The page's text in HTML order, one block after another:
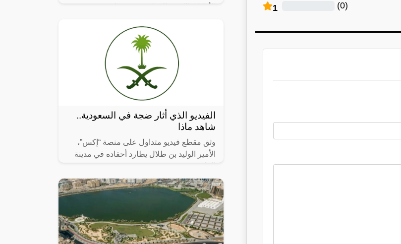
1 (
0
)
الفيديو الذي أثار ضجة في السعودية..
شاهد ماذا
وثق مقطع فيديو متداول على منصة “إكس”،
الأمير الوليد بن طلال يطارد أحفاده في مدينة